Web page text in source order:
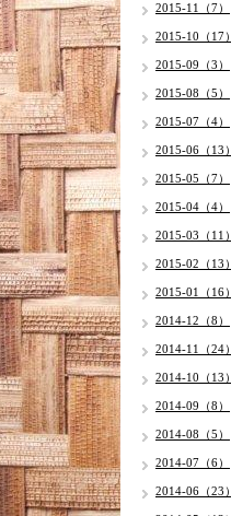
2015-11（7）
2015-10（17）
2015-09（3）
2015-08（5）
2015-07（4）
2015-06（13）
2015-05（7）
2015-04（4）
2015-03（11）
2015-02（13）
2015-01（16）
2014-12（8）
2014-11（24）
2014-10（13）
2014-09（8）
2014-08（5）
2014-07（6）
2014-06（23）